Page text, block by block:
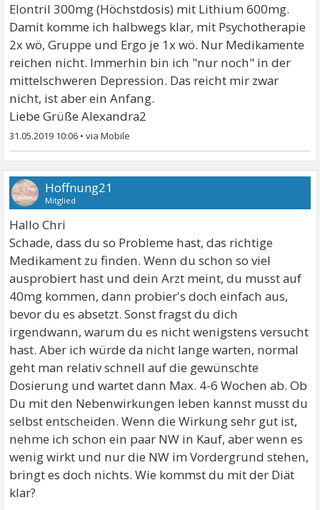
Elontril 300mg (Höchstdosis) mit Lithium 600mg.
Damit komme ich halbwegs klar, mit Psychotherapie
2x wö, Gruppe und Ergo je 1x wö. Nur Medikamente
reichen nicht. Immerhin bin ich "nur noch" in der
mittelschweren Depression. Das reicht mir zwar
nicht, ist aber ein Anfang.
Liebe Grüße Alexandra2
31.05.2019 10:06 •
Hoffnung21
Mitglied
Hallo Chri
Schade, dass du so Probleme hast, das richtige
Medikament zu finden. Wenn du schon so viel
ausprobiert hast und dein Arzt meint, du musst auf
40mg kommen, dann probier's doch einfach aus,
bevor du es absetzt. Sonst fragst du dich
irgendwann, warum du es nicht wenigstens versucht
hast. Aber ich würde da nicht lange warten, normal
geht man relativ schnell auf die gewünschte
Dosierung und wartet dann Max. 4-6 Wochen ab. Ob
Du mit den Nebenwirkungen leben kannst musst du
selbst entscheiden. Wenn die Wirkung sehr gut ist,
nehme ich schon ein paar NW in Kauf, aber wenn es
wenig wirkt und nur die NW im Vordergrund stehen,
bringt es doch nichts. Wie kommst du mit der Diät
klar?